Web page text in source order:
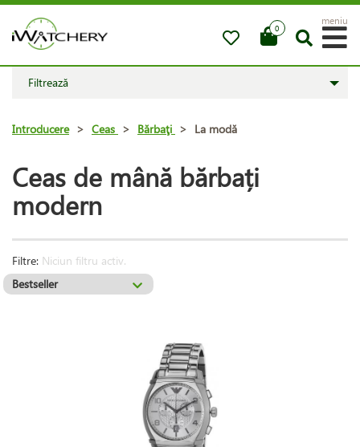
0
meniu
Filtrează
Introducere > Ceas > Bărbaţi > La modă
Ceas de mână bărbați
modern
Filtre: Niciun filtru activ.